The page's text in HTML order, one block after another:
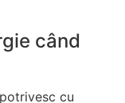
când
cu